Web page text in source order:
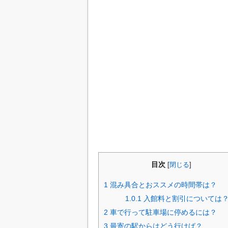
目次 閉じる
1 混み具合とおススメの時間帯は？
1.0.1
入館料と割引については
2 車で行って駐車場に停めるには？
3 最寄の駅からはどう行けば？